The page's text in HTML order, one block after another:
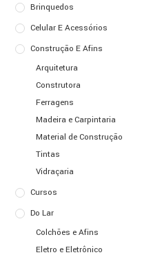
Brinquedos
Celular E Acessórios
Construção E Afins
Arquitetura
Construtora
Ferragens
Madeira e Carpintaria
Material de Construção
Tintas
Vidraçaria
Cursos
Do Lar
Colchões e Afins
Eletro e Eletrônico